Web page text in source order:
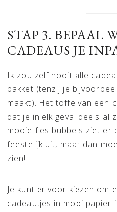
STAP 3. BEPAAL
CADEAUS JE
Ik zou zelf nooit alle
pakket (tenzij je
maakt). Het toffe van een
dat je in elk geval deels al
mooie fles bubbels ziet er
feestelijk uit, maar dan
zien!
Je kunt er voor kiezen om
cadeautjes in mooi papier